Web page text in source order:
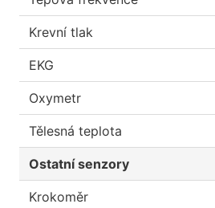
Krevní tlak
EKG
Oxymetr
Tělesná teplota
Ostatní senzory
Krokoměr